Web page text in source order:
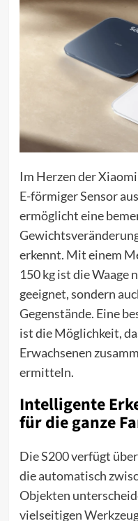
Im Herzen der
E-förmiger Sensor
ermöglicht eine
erkennt. Mit einem
150 kg ist die Waage
geeignet, sondern
Gegenstände. Eine
ist die Möglichkeit,
Erwachsenen
ermitteln.
Intelligente
für die ganze
Die S200 verfügt
die automatisch
Objekten
vielseitigen